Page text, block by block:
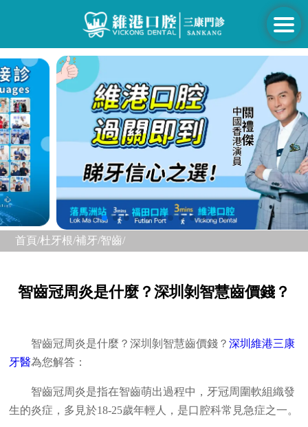
首頁/杜牙根/補牙/智齒/
智齒冠周炎是什麼？深圳剝智慧齒價錢？
智齒冠周炎是什麼？深圳剝智慧齒價錢？深圳維港三康
牙醫為您解答：
智齒冠周炎是指在智齒萌出過程中，牙冠周圍軟組織發
生的炎症，多見於18-25歲年輕人，是口腔科常見急症之一。